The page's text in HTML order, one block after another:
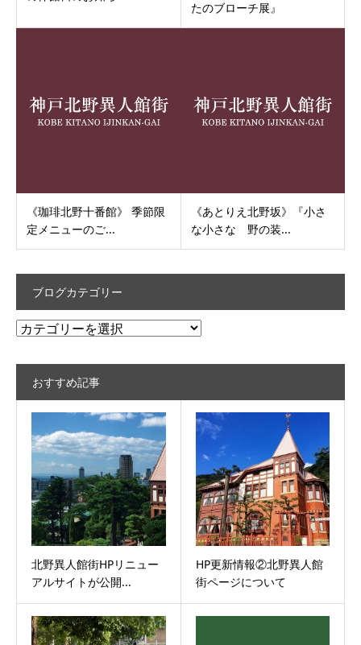
たのブローチ展』
《珈琲北野十番館》 季節限
定メニューのご...
《あとりえ北野坂》『小さ
な小さな 野の装...
ブログカテゴリー
ブ
おすすめ記事
北野異人館街HPリニュー
アルサイトが公開...
HP更新情報②北野異人館
街ページについて